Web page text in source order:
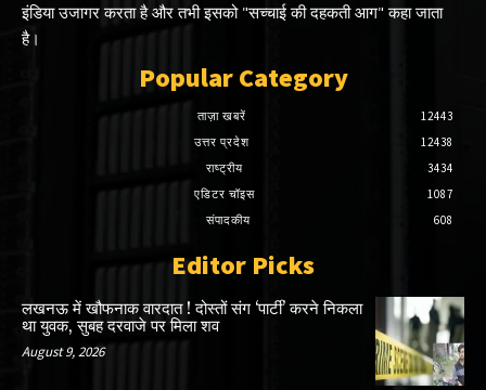
इंडिया उजागर करता है और तभी इसको "सच्चाई की दहकती आग" कहा जाता
है।
Popular Category
ताज़ा खबरें
12443
उत्तर प्रदेश
12438
राष्ट्रीय
3434
एडिटर चॉइस
1087
संपादकीय
608
Editor Picks
लखनऊ में खौफनाक वारदात ! दोस्तों संग ‘पार्टी’ करने निकला
था युवक, सुबह दरवाजे पर मिला शव
August 9, 2026